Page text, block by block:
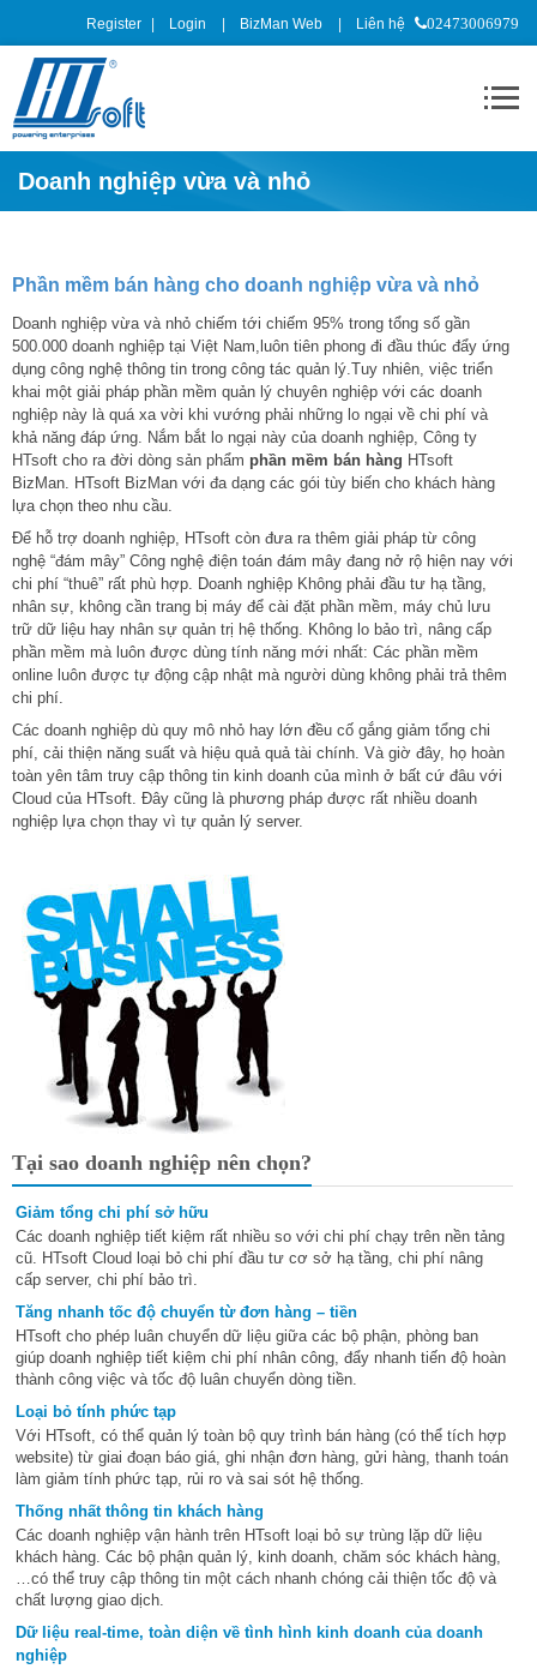
Register Login BizMan Web Liên hệ 02473006979
Doanh nghiệp vừa và nhỏ
Phần mềm bán hàng cho doanh nghiệp vừa và nhỏ
Doanh nghiệp vừa và nhỏ chiếm tới chiếm 95% trong tổng số gần
500.000 doanh nghiệp tại Việt Nam,luôn tiên phong đi đầu thúc đẩy ứng
dụng công nghệ thông tin trong công tác quản lý.Tuy nhiên, việc triển
khai một giải pháp phần mềm quản lý chuyên nghiệp với các doanh
nghiệp này là quá xa vời khi vướng phải những lo ngại về chi phí và
khả năng đáp ứng. Nắm bắt lo ngại này của doanh nghiệp, Công ty
HTsoft cho ra đời dòng sản phẩm phần mềm bán hàng HTsoft
BizMan. HTsoft BizMan với đa dạng các gói tùy biến cho khách hàng
lựa chọn theo nhu cầu.
Để hỗ trợ doanh nghiệp, HTsoft còn đưa ra thêm giải pháp từ công
nghệ “đám mây” Công nghệ điện toán đám mây đang nở rộ hiện nay với
chi phí “thuê” rất phù hợp. Doanh nghiệp Không phải đầu tư hạ tầng,
nhân sự, không cần trang bị máy để cài đặt phần mềm, máy chủ lưu
trữ dữ liệu hay nhân sự quản trị hệ thống. Không lo bảo trì, nâng cấp
phần mềm mà luôn được dùng tính năng mới nhất: Các phần mềm
online luôn được tự động cập nhật mà người dùng không phải trả thêm
chi phí.
Các doanh nghiệp dù quy mô nhỏ hay lớn đều cố gắng giảm tổng chi
phí, cải thiện năng suất và hiệu quả quả tài chính. Và giờ đây, họ hoàn
toàn yên tâm truy cập thông tin kinh doanh của mình ở bất cứ đâu với
Cloud của HTsoft. Đây cũng là phương pháp được rất nhiều doanh
nghiệp lựa chọn thay vì tự quản lý server.
Tại sao doanh nghiệp nên chọn?
Giảm tổng chi phí sở hữu
Các doanh nghiệp tiết kiệm rất nhiều so với chi phí chạy trên nền tảng
cũ. HTsoft Cloud loại bỏ chi phí đầu tư cơ sở hạ tầng, chi phí nâng
cấp server, chi phí bảo trì.
Tăng nhanh tốc độ chuyển từ đơn hàng – tiền
HTsoft cho phép luân chuyển dữ liệu giữa các bộ phận, phòng ban
giúp doanh nghiệp tiết kiệm chi phí nhân công, đẩy nhanh tiến độ hoàn
thành công việc và tốc độ luân chuyển dòng tiền.
Loại bỏ tính phức tạp
Với HTsoft, có thể quản lý toàn bộ quy trình bán hàng (có thể tích hợp
website) từ giai đoạn báo giá, ghi nhận đơn hàng, gửi hàng, thanh toán
làm giảm tính phức tạp, rủi ro và sai sót hệ thống.
Thống nhất thông tin khách hàng
Các doanh nghiệp vận hành trên HTsoft loại bỏ sự trùng lặp dữ liệu
khách hàng. Các bộ phận quản lý, kinh doanh, chăm sóc khách hàng,
…có thể truy cập thông tin một cách nhanh chóng cải thiện tốc độ và
chất lượng giao dịch.
Dữ liệu real-time, toàn diện về tình hình kinh doanh của doanh
nghiệp